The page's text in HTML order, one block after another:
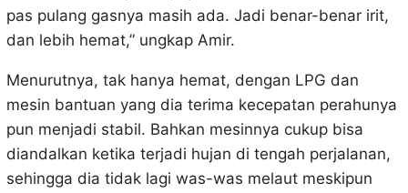
pas pulang gasnya masih ada. Jadi benar-benar irit,
dan lebih hemat,” ungkap Amir.
Menurutnya, tak hanya hemat, dengan LPG dan
mesin bantuan yang dia terima kecepatan perahunya
pun menjadi stabil. Bahkan mesinnya cukup bisa
diandalkan ketika terjadi hujan di tengah perjalanan,
sehingga dia tidak lagi was-was melaut meskipun